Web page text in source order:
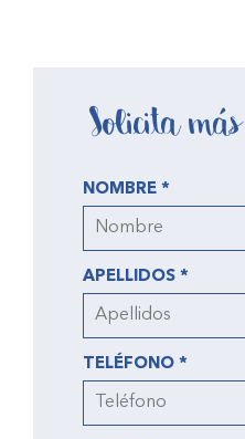
Solicita
NOMBRE *
APELLIDOS *
TELÉFONO *